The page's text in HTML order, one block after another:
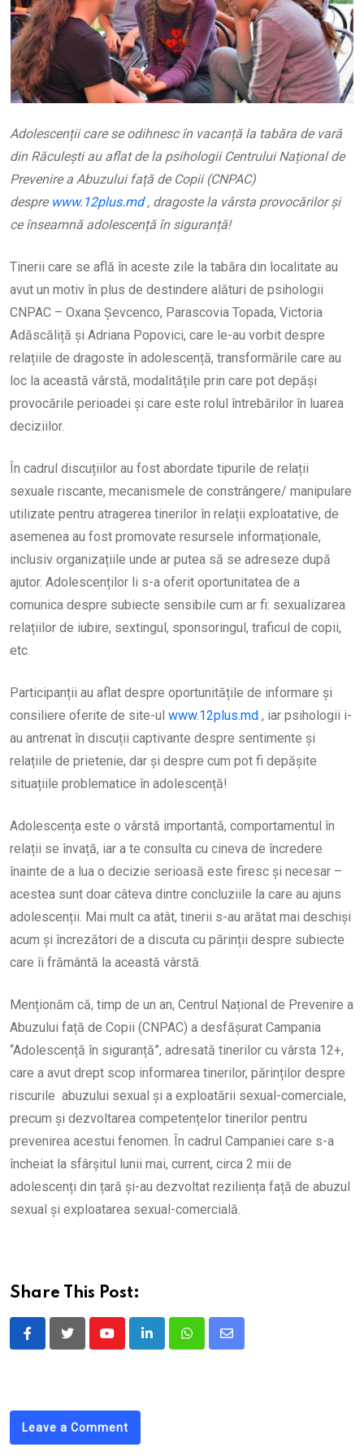
Adolescenții care se odihnesc în vacanță la tabăra de vară
din Răculești au aflat de la psihologii Centrului Național de
Prevenire a Abuzului față de Copii (CNPAC)
despre www.12plus.md, dragoste la vârsta provocărilor și
ce înseamnă adolescență în siguranță!
Tinerii care se află în aceste zile la tabăra din localitate au
avut un motiv în plus de destindere alături de psihologii
CNPAC – Oxana Șevcenco, Parascovia Topada, Victoria
Adăscăliță și Adriana Popovici, care le-au vorbit despre
relațiile de dragoste în adolescență, transformările care au
loc la această vârstă, modalitățile prin care pot depăși
provocările perioadei și care este rolul întrebărilor în luarea
deciziilor.
În cadrul discuțiilor au fost abordate tipurile de relații
sexuale riscante, mecanismele de constrângere/ manipulare
utilizate pentru atragerea tinerilor în relații exploatative, de
asemenea au fost promovate resursele informaționale,
inclusiv organizațiile unde ar putea să se adreseze după
ajutor. Adolescenților li s-a oferit oportunitatea de a
comunica despre subiecte sensibile cum ar fi: sexualizarea
relațiilor de iubire, sextingul, sponsoringul, traficul de copii,
etc.
Participanții au aflat despre oportunitățile de informare și
consiliere oferite de site-ul www.12plus.md , iar psihologii i-
au antrenat în discuții captivante despre sentimente și
relațiile de prietenie, dar și despre cum pot fi depășite
situațiile problematice în adolescență!
Adolescența este o vârstă importantă, comportamentul în
relații se învață, iar a te consulta cu cineva de încredere
înainte de a lua o decizie serioasă este firesc și necesar –
acestea sunt doar câteva dintre concluziile la care au ajuns
adolescenții. Mai mult ca atât, tinerii s-au arătat mai deschiși
acum și încrezători de a discuta cu părinții despre subiecte
care îi frământă la această vârstă.
Menționăm că, timp de un an, Centrul Național de Prevenire a
Abuzului față de Copii (CNPAC) a desfășurat Campania
“Adolescență în siguranță”, adresată tinerilor cu vârsta 12+,
care a avut drept scop informarea tinerilor, părinților despre
riscurile abuzului sexual şi a exploatării sexual-comerciale,
precum și dezvoltarea competențelor tinerilor pentru
prevenirea acestui fenomen. În cadrul Campaniei care s-a
încheiat la sfârșitul lunii mai, current, circa 2 mii de
adolescenți din țară și-au dezvoltat reziliența față de abuzul
sexual și exploatarea sexual-comercială.
Share This Post:
YoutubeLinkedInWhatsappShare
Leave a Comment